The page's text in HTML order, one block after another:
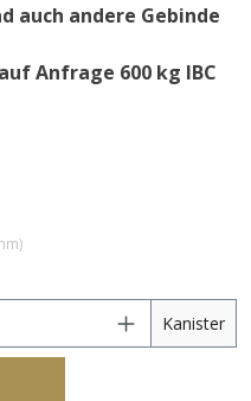
auch andere Gebinde
Anfrage 600 kg IBC
Kanister